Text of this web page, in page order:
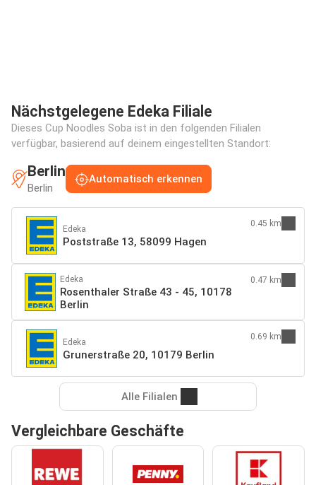
Nächstgelegene Edeka Filiale
Dieses Cup Noodles Soba ist in den folgenden Filialen
verfügbar, basierend auf deinem eingestellten Standort:
Berlin
Berlin
Automatisch erkennen
Edeka
Poststraße 13, 58099 Hagen
0.45 km
Edeka
Rosenthaler Straße 43 - 45, 10178
Berlin
0.47 km
Edeka
Grunerstraße 20, 10179 Berlin
0.69 km
Alle Filialen
Vergleichbare Geschäfte